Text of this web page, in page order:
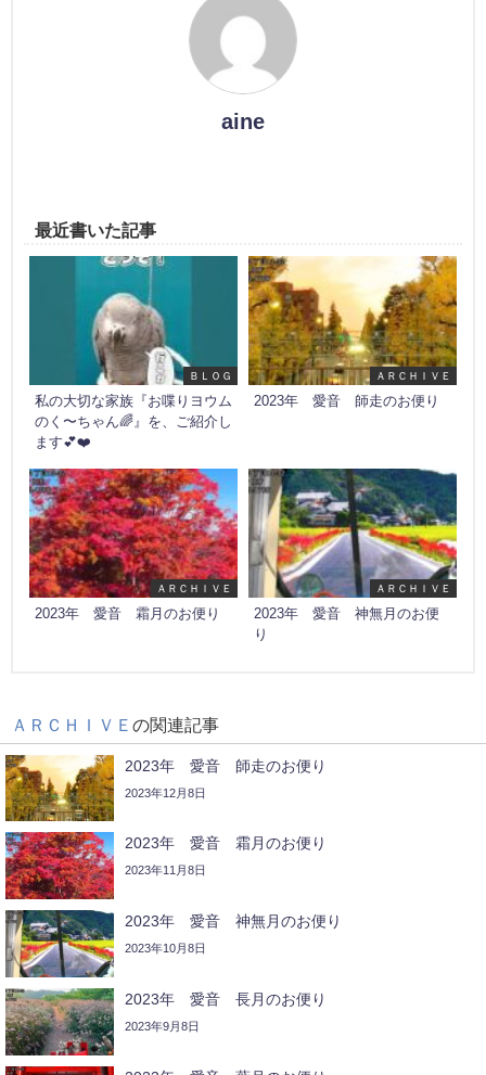
aine
最近書いた記事
ＢＬＯＧ
私の大切な家族『お喋りヨウム
のく〜ちゃん🌈』を、ご紹介し
ます💕❤️
ＡＲＣＨＩＶＥ
2023年 愛音 師走のお便り
ＡＲＣＨＩＶＥ
2023年 愛音 霜月のお便り
ＡＲＣＨＩＶＥ
2023年 愛音 神無月のお便
り
ＡＲＣＨＩＶＥ の関連記事
2023年 愛音 師走のお便り
2023年12月8日
2023年 愛音 霜月のお便り
2023年11月8日
2023年 愛音 神無月のお便り
2023年10月8日
2023年 愛音 長月のお便り
2023年9月8日